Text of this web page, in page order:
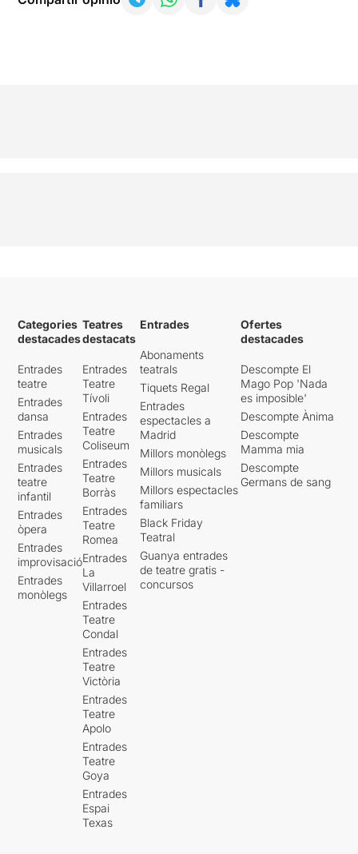
Categories
destacades
Entrades
teatre
Entrades
dansa
Entrades
musicals
Entrades
teatre
infantil
Entrades
òpera
Entrades
improvisació
Entrades
monòlegs
Teatres
destacats
Entrades
Teatre
Tívoli
Entrades
Teatre
Coliseum
Entrades
Teatre
Borràs
Entrades
Teatre
Romea
Entrades
La
Villarroel
Entrades
Teatre
Condal
Entrades
Teatre
Victòria
Entrades
Teatre
Apolo
Entrades
Teatre
Goya
Entrades
Espai
Texas
Entrades
Abonaments
teatrals
Tiquets Regal
Entrades
espectacles a
Madrid
Millors monòlegs
Millors musicals
Millors espectacles
familiars
Black Friday
Teatral
Guanya entrades
de teatre gratis -
concursos
Ofertes
destacades
Descompte El
Mago Pop 'Nada
es imposible'
Descompte Ànima
Descompte
Mamma mia
Descompte
Germans de sang